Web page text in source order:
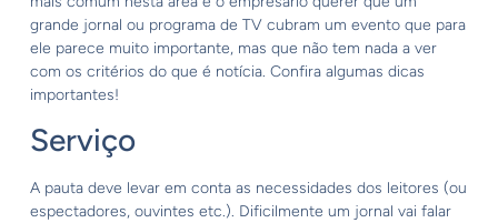
grande jornal ou programa de TV cubram um evento que para
ele parece muito importante, mas que não tem nada a ver
com os critérios do que é notícia. Confira algumas dicas
importantes!
Serviço
A pauta deve levar em conta as necessidades dos leitores (ou
espectadores, ouvintes etc.). Dificilmente um jornal vai falar